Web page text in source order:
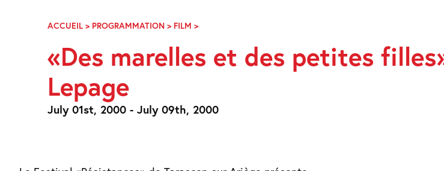
NavigationACCUEIL > PROGRAMMATION > FILM >«DES
ET
DES
MARQUISE
«Des marelles et des petites
Lepage
July 01st, 2000 - July 09th, 2000